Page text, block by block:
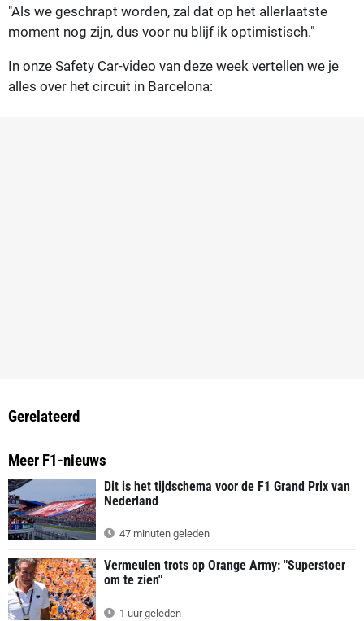
"Als we geschrapt worden, zal dat op het allerlaatste
moment nog zijn, dus voor nu blijf ik optimistisch."
In onze Safety Car-video van deze week vertellen we je
alles over het circuit in Barcelona:
Gerelateerd
Meer F1-nieuws
Dit is het tijdschema voor de F1 Grand Prix van
Nederland
47 minuten geleden
Vermeulen trots op Orange Army: "Superstoer
om te zien"
1 uur geleden